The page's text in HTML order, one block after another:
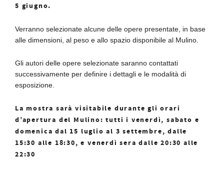
5 giugno.
Verranno selezionate alcune delle opere presentate, in base
alle dimensioni, al peso e allo spazio disponibile al Mulino.
Gli autori delle opere selezionate saranno contattati
successivamente per definire i dettagli e le modalità di
esposizione.
La mostra sarà visitabile durante gli orari
d’apertura del Mulino: tutti i venerdì, sabato e
domenica dal 15 luglio al 3 settembre, dalle
15:30 alle 18:30, e venerdì sera dalle 20:30 alle
22:30